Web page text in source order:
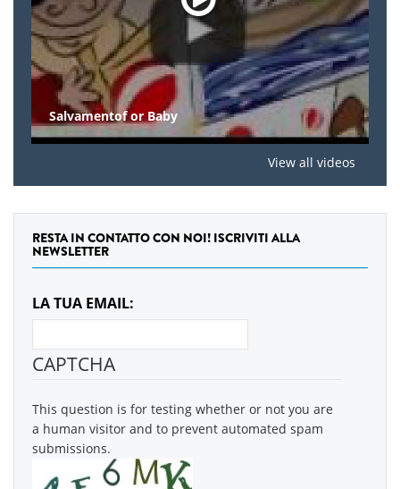
Salvamentof or Baby
View all videos
RESTA IN CONTATTO CON NOI! ISCRIVITI ALLA
NEWSLETTER
LA TUA EMAIL:
CAPTCHA
This question is for testing whether or not you are
a human visitor and to prevent automated spam
submissions.